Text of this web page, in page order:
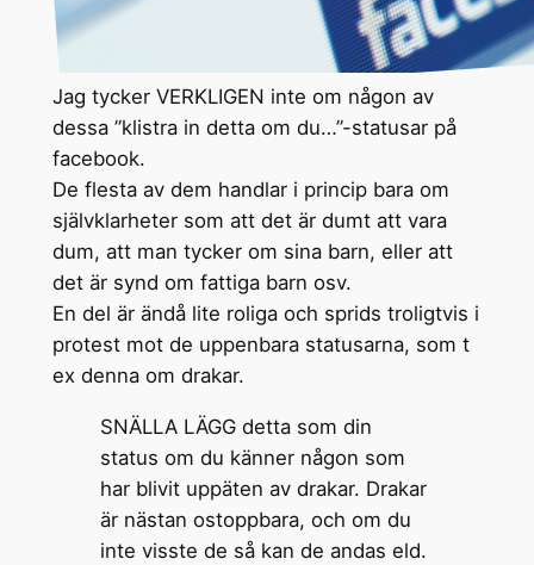
Jag tycker VERKLIGEN inte om någon av
dessa ”klistra in detta om du…”-statusar på
facebook.
De flesta av dem handlar i princip bara om
självklarheter som att det är dumt att vara
dum, att man tycker om sina barn, eller att
det är synd om fattiga barn osv.
En del är ändå lite roliga och sprids troligtvis i
protest mot de uppenbara statusarna, som t
ex denna om drakar.
SNÄLLA LÄGG detta som din
status om du känner någon som
har blivit uppäten av drakar. Drakar
är nästan ostoppbara, och om du
inte visste de så kan de andas eld.